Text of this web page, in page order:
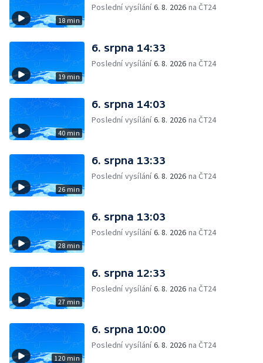
18 min
Poslední vysílání6. 8. 2026 na ČT24
19 min
6. srpna 14:33
Poslední vysílání6. 8. 2026 na ČT24
40 min
6. srpna 14:03
Poslední vysílání6. 8. 2026 na ČT24
26 min
6. srpna 13:33
Poslední vysílání6. 8. 2026 na ČT24
28 min
6. srpna 13:03
Poslední vysílání6. 8. 2026 na ČT24
27 min
6. srpna 12:33
Poslední vysílání6. 8. 2026 na ČT24
120 min
6. srpna 10:00
Poslední vysílání6. 8. 2026 na ČT24